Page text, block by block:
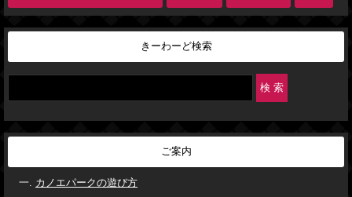
きーわーど検索
ご案内
カノエパークの遊び方